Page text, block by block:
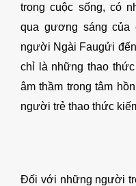
trong cuộc sống, có
qua gương sáng của
người Ngài Faugửi
chỉ là những thao
âm thầm trong tâm
người trẻ thao thức
Đối với những người